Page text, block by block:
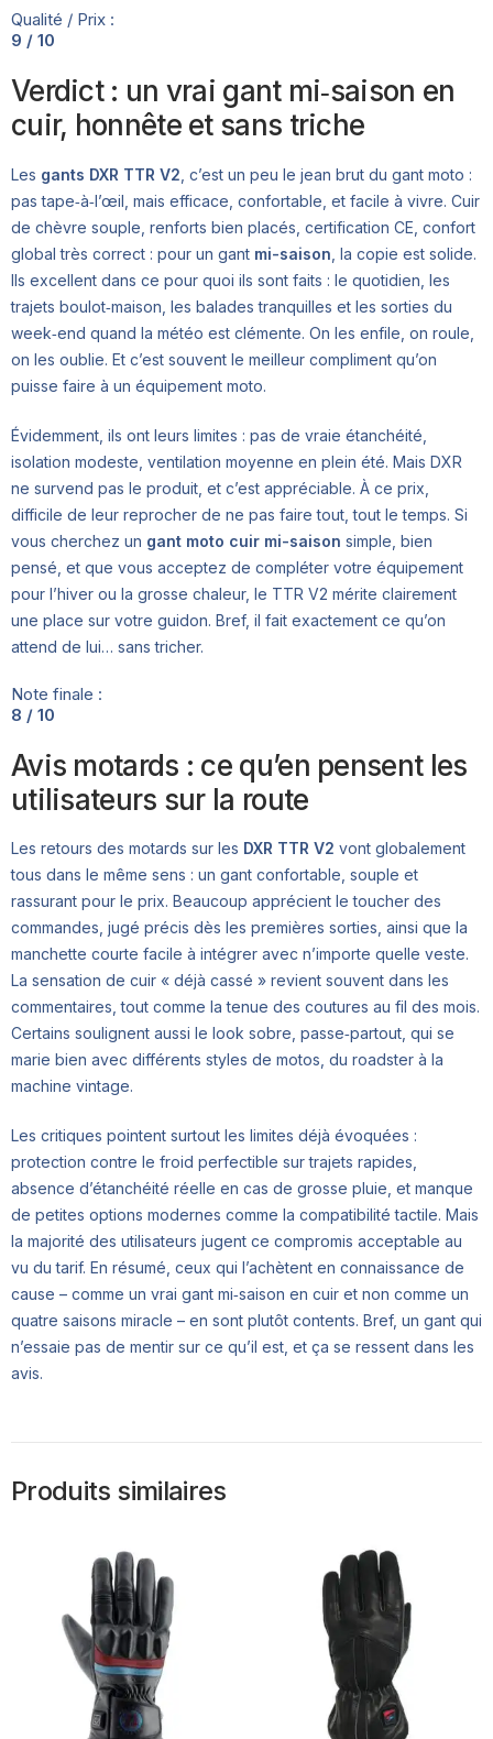
Qualité / Prix :
9 / 10
Verdict : un vrai gant mi‑saison en
cuir, honnête et sans triche
Les gants DXR TTR V2 , c’est un peu le jean brut du gant moto :
pas tape‑à‑l’œil, mais efficace, confortable, et facile à vivre. Cuir
de chèvre souple, renforts bien placés, certification CE, confort
global très correct : pour un gant mi-saison , la copie est solide.
Ils excellent dans ce pour quoi ils sont faits : le quotidien, les
trajets boulot‑maison, les balades tranquilles et les sorties du
week‑end quand la météo est clémente. On les enfile, on roule,
on les oublie. Et c’est souvent le meilleur compliment qu’on
puisse faire à un équipement moto.
Évidemment, ils ont leurs limites : pas de vraie étanchéité,
isolation modeste, ventilation moyenne en plein été. Mais DXR
ne survend pas le produit, et c’est appréciable. À ce prix,
difficile de leur reprocher de ne pas faire tout, tout le temps. Si
vous cherchez un gant moto cuir mi-saison simple, bien
pensé, et que vous acceptez de compléter votre équipement
pour l’hiver ou la grosse chaleur, le TTR V2 mérite clairement
une place sur votre guidon. Bref, il fait exactement ce qu’on
attend de lui… sans tricher.
Note finale :
8 / 10
Avis motards : ce qu’en pensent les
utilisateurs sur la route
Les retours des motards sur les DXR TTR V2 vont globalement
tous dans le même sens : un gant confortable, souple et
rassurant pour le prix. Beaucoup apprécient le toucher des
commandes, jugé précis dès les premières sorties, ainsi que la
manchette courte facile à intégrer avec n’importe quelle veste.
La sensation de cuir « déjà cassé » revient souvent dans les
commentaires, tout comme la tenue des coutures au fil des mois.
Certains soulignent aussi le look sobre, passe‑partout, qui se
marie bien avec différents styles de motos, du roadster à la
machine vintage.
Les critiques pointent surtout les limites déjà évoquées :
protection contre le froid perfectible sur trajets rapides,
absence d’étanchéité réelle en cas de grosse pluie, et manque
de petites options modernes comme la compatibilité tactile. Mais
la majorité des utilisateurs jugent ce compromis acceptable au
vu du tarif. En résumé, ceux qui l’achètent en connaissance de
cause – comme un vrai gant mi‑saison en cuir et non comme un
quatre saisons miracle – en sont plutôt contents. Bref, un gant qui
n’essaie pas de mentir sur ce qu’il est, et ça se ressent dans les
avis.
Produits similaires